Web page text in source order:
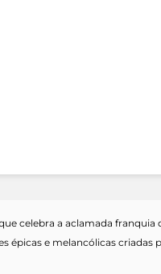
celebra a aclamada franquia
e melancólicas criadas